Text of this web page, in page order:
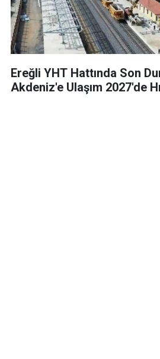
Ereğli YHT Hattında Son
Akdeniz'e Ulaşım 2027'de